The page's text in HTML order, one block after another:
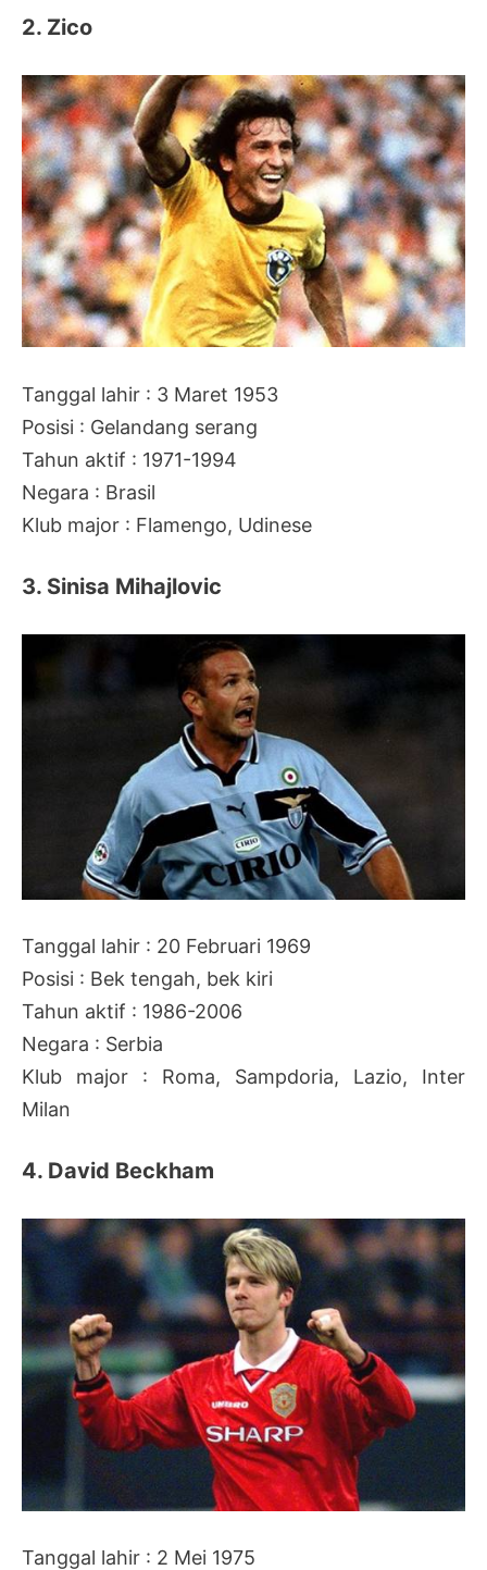
2. Zico
Tanggal lahir : 3 Maret 1953
Posisi : Gelandang serang
Tahun aktif : 1971-1994
Negara : Brasil
Klub major : Flamengo, Udinese
3. Sinisa Mihajlovic
Tanggal lahir : 20 Februari 1969
Posisi : Bek tengah, bek kiri
Tahun aktif : 1986-2006
Negara : Serbia
Klub major : Roma, Sampdoria, Lazio, Inter
Milan
4. David Beckham
Tanggal lahir : 2 Mei 1975